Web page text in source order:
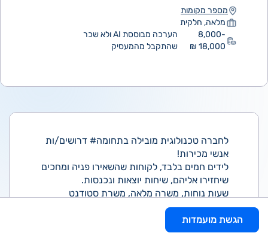
מספר מקומות
מלאה, חלקית
8,000-
18,000 ₪
הערכה מבוססת AI ולא שכר
שהתקבל מהמעסיק
לחברה טכנולוגית מובילה בתחומה# דרושים/ות
אנשי מכירות!
לידים חמים בלבד, לקוחות שהשאירו פניה ומחכים
שיחזירו אליהם, שיחות יוצאות ונכנסות.
שעות נוחות, משרה מלאה, משרת סטודנט
ומשרת הורים עד השעה 15:30- ללא ימי שישי.
תקרה.
הגשת מועמדות